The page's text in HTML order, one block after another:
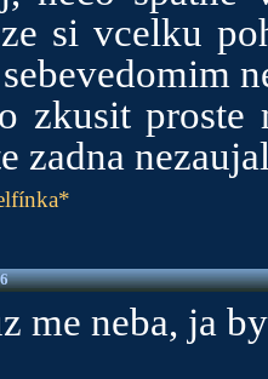
si vcelku
zkusit proste
zadna
me neba, ja